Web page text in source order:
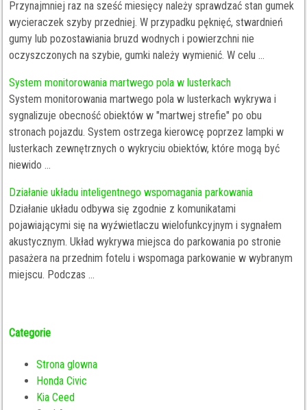
Przynajmniej raz na sześć miesięcy należy sprawdzać stan gumek
wycieraczek szyby przedniej. W przypadku pęknięć, stwardnień
gumy lub pozostawiania bruzd wodnych i powierzchni nie
oczyszczonych na szybie, gumki należy wymienić. W celu ...
System monitorowania martwego pola w lusterkach
System monitorowania martwego pola w lusterkach wykrywa i
sygnalizuje obecność obiektów w "martwej strefie" po obu
stronach pojazdu. System ostrzega kierowcę poprzez lampki w
lusterkach zewnętrznych o wykryciu obiektów, które mogą być
niewido ...
Działanie układu inteligentnego wspomagania parkowania
Działanie układu odbywa się zgodnie z komunikatami
pojawiającymi się na wyźwietlaczu wielofunkcyjnym i sygnałem
akustycznym. Układ wykrywa miejsca do parkowania po stronie
pasażera na przednim fotelu i wspomaga parkowanie w wybranym
miejscu. Podczas ...
Categorie
Strona glowna
Honda Civic
Kia Ceed